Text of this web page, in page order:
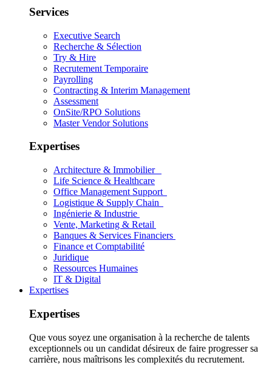
Services
Executive Search
Recherche & Sélection
Try & Hire
Recrutement Temporaire
Payrolling
Contracting & Interim Management
Assessment
OnSite/RPO Solutions
Master Vendor Solutions
Expertises
Architecture & Immobilier
Life Science & Healthcare
Office Management Support
Logistique & Supply Chain
Ingénierie & Industrie
Vente, Marketing & Retail
Banques & Services Financiers
Finance et Comptabilité
Juridique
Ressources Humaines
IT & Digital
Expertises
Expertises
Que vous soyez une organisation à la recherche de talents
exceptionnels ou un candidat désireux de faire progresser sa
carrière, nous maîtrisons les complexités du recrutement.